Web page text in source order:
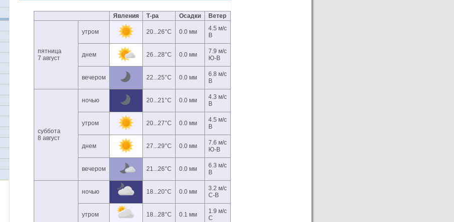
Явления Т-ра Осадки Ветер
пятница
7 август
утром 20...26°C 0.0 мм
4.5 м/с
В
днем 26...28°C 0.0 мм
7.9 м/с
Ю-В
вечером 22...25°C 0.0 мм
6.8 м/с
В
суббота
8 август
ночью 20...21°C 0.0 мм
4.3 м/с
В
утром 20...27°C 0.0 мм
4.5 м/с
В
днем 27...29°C 0.0 мм
7.6 м/с
Ю-В
вечером 21...26°C 0.0 мм
6.3 м/с
В
ночью 18...20°C 0.0 мм
3.2 м/с
С-В
утром 18...28°C 0.1 мм
1.9 м/с
С